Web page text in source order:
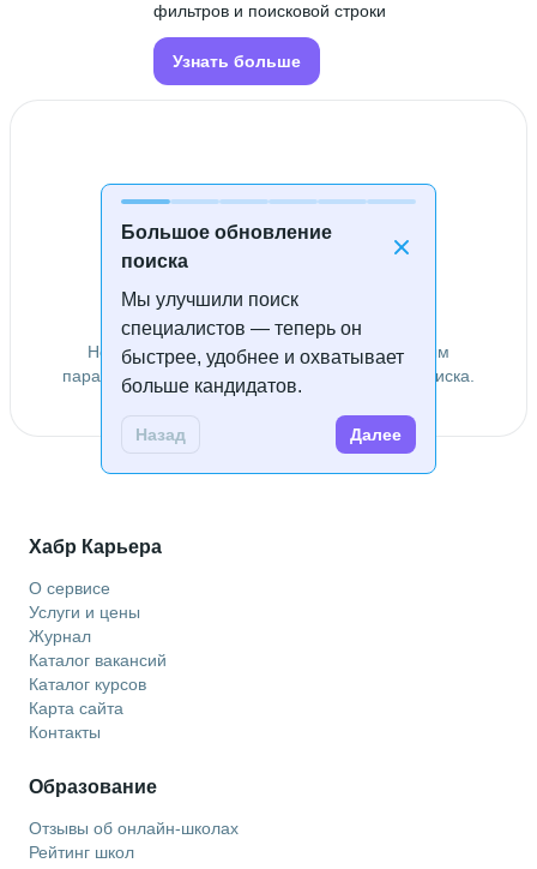
Большое обновление
поиска
Мы улучшили поиск
специалистов — теперь он
быстрее, удобнее и охватывает
больше кандидатов.
Назад Далее
фильтров и поисковой строки
Узнать больше
Специалисты не найдены
Не удалось найти специалистов по заданным
параметрам. Попробуйте изменить условия поиска.
Хабр Карьера
О сервисе
Услуги и цены
Журнал
Каталог вакансий
Каталог курсов
Карта сайта
Контакты
Образование
Отзывы об онлайн-школах
Рейтинг школ